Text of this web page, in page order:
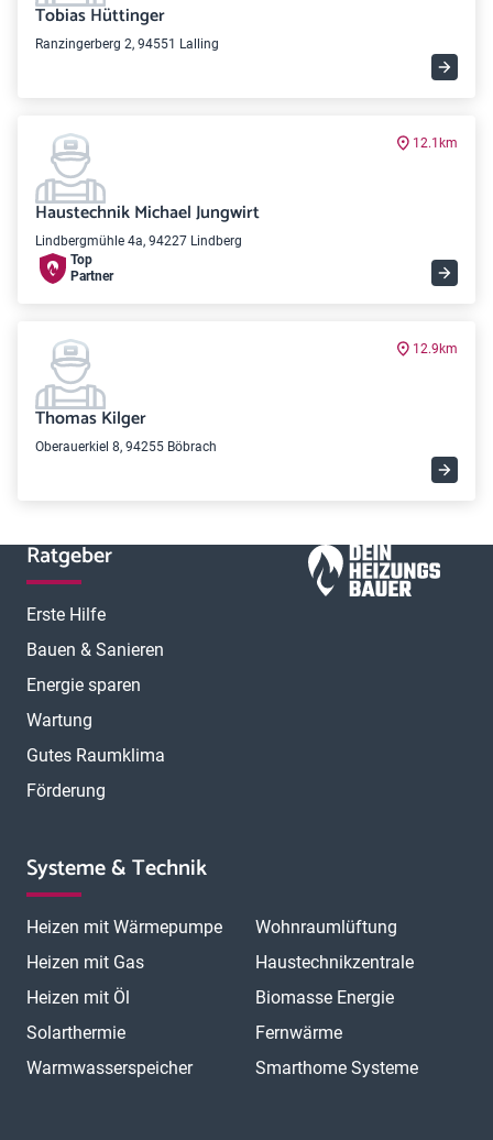
Tobias Hüttinger
Ranzingerberg 2, 94551 Lalling
12.1km
Haustechnik Michael Jungwirt
Lindbergmühle 4a, 94227 Lindberg
Top
Partner
12.9km
Thomas Kilger
Oberauerkiel 8, 94255 Böbrach
Ratgeber
Erste Hilfe
Bauen & Sanieren
Energie sparen
Wartung
Gutes Raumklima
Förderung
Systeme & Technik
Heizen mit Wärmepumpe
Heizen mit Gas
Heizen mit Öl
Solarthermie
Warmwasserspeicher
Wohnraumlüftung
Haustechnikzentrale
Biomasse Energie
Fernwärme
Smarthome Systeme